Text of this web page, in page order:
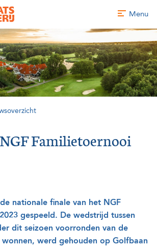
Menu
Familietoernooi
nationale finale van het NGF
gespeeld. De wedstrijd tussen
dit seizoen voorronden van de
wonnen, werd gehouden op Golfbaan